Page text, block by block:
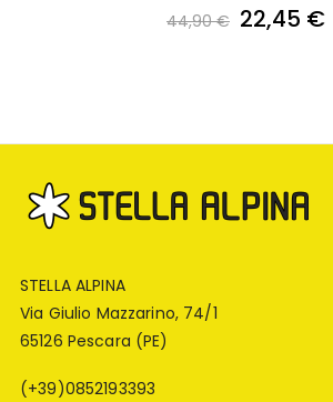
44,90 € 22,45 €
STELLA ALPINA
Via Giulio Mazzarino, 74/1
65126 Pescara (PE)
(+39)0852193393